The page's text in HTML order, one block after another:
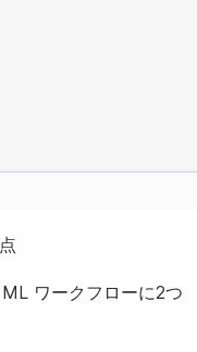
ワークフローに2つ